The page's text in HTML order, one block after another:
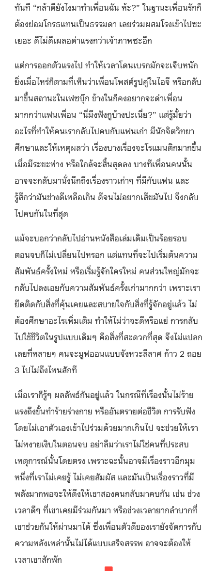
ทันที “กล้าดียังไงมาทำเพื่อนฉัน ห้ะ?” ในฐานะเพื่อนรักก็
ต้องย่อมโกรธแทนเป็นธรรมดา เลยร่วมผสมโรงเข้าไปซะ
เยอะ ดีไม่ดีเผลอด่าแรงกว่าเจ้าภาพซะอีก
แต่การออกตัวแรงไป ทำให้เวลาโดนเบรกมักจะเจ็บหนัก
ยิ่งเมื่อไหร่ก็ตามที่เห็นว่าเพื่อนโพสต์รูปคู่ในไอจี หรือกลับ
มาขึ้นสถานะในเฟซบุ๊ก ข้างในก็คงอยากจะด่าเพื่อน
มากกว่าแฟนเพื่อน “นี่มึงฟังกูบ้างปะเนี่ย?” แต่รู้มั้ยว่า
อะไรที่ทำให้คนเรากลับไปคบกับแฟนเก่า มีนักจิตวิทยา
ศึกษาและให้เหตุผลว่า เรื่องบางเรื่องจะโรแมนติกมากขึ้น
เมื่อมีระยะห่าง หรือใกล้จะสิ้นสุดลง บางทีเพื่อนคนนั้น
อาจจะกลับมานั่งนึกถึงเรื่องราวเก่าๆ ที่มีกับแฟน และ
รู้สึกว่ามันช่างดีเหลือเกิน ดีจนไม่อยากเสียมันไป จึงกลับ
ไปคบกันในที่สุด
แม้จะบอกว่ากลับไปอ่านหนังสือเล่มเดิมเป็นร้อยรอบ
ตอนจบก็ไม่เปลี่ยนไปหรอก แต่แทนที่จะไปเริ่มต้นความ
สัมพันธ์ครั้งใหม่ หรือเริ่มรู้จักใครใหม่ คนส่วนใหญ่มักจะ
กลับไปลงเอยกับความสัมพันธ์ครั้งเก่ามากกว่า เพราะเรา
ยึดติดกับสิ่งที่คุ้นเคยและสบายใจกับสิ่งที่รู้จักอยู่แล้ว ไม่
ต้องศึกษาอะไรเพิ่มเติม ทำให้ไม่ว่าจะดีหรือแย่ การกลับ
ไปใช้ชีวิตในรูปแบบเดิมๆ คือสิ่งที่สะดวกที่สุด จึงไม่แปลก
เลยที่หลายๆ คนจะมูฟออนแบบจังหวะลีลาศ ก้าว 2 ถอย
3 ไปไม่ถึงไหนสักที
เมื่อเราก็รู้ๆ ผลลัพธ์กันอยู่แล้ว ในกรณีที่เรื่องนั้นไม่ร้าย
แรงถึงขั้นทำร้ายร่างกาย หรืออันตรายต่อชีวิต การรับฟัง
โดยไม่เอาตัวเองเข้าไปร่วมด้วยมากเกินไป จะช่วยให้เรา
ไม่หงายเงิบในตอนจบ อย่าลืมว่าเราไม่ใช่คนที่ประสบ
เหตุการณ์นั้นโดยตรง เพราะฉะนั้นอาจมีเรื่องราวอีกมุม
หนึ่งที่เราไม่เคยรู้ ไม่เคยสัมผัส และมันเป็นเรื่องราวที่มี
พลังมากพอจะให้ดึงให้เขาสองคนกลับมาคบกัน เช่น ช่วง
เวลาดีๆ ที่เขาเคยมีร่วมกันมา หรือช่วงเวลายากลำบากที่
เขาช่วยกันให้ผ่านมาได้ ซึ่งเพื่อนตัวดีของเรายังจัดการกับ
ความหลังเหล่านั้นไม่ได้แบบเสร็จสรรพ อาจจะต้องให้
เวลาเขาสักพัก